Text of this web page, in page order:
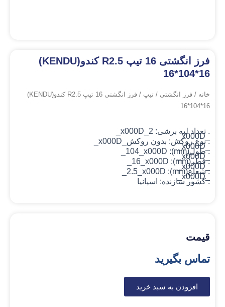
فرز انگشتی 16 تیپ R2.5 کندو(KENDU)
16*104*16
خانه / فرز انگشتی / تیپ
/ فرز انگشتی 16 تیپ R2.5 کندو(KENDU)
16*104*16
. تعداد لبه برشی: 2_x000D_
_x000D_
. نوع روکش: بدون روکش
_x000D_
. طول(mm): 104_x000D_
_x000D_
. قطر(mm): 16_x000D_
_x000D_
. شعاع(mm): 2.5_x000D_
_x000D_
. کشور سازنده: اسپانیا
قیمت
تماس بگیرید
افزودن به سبد خرید